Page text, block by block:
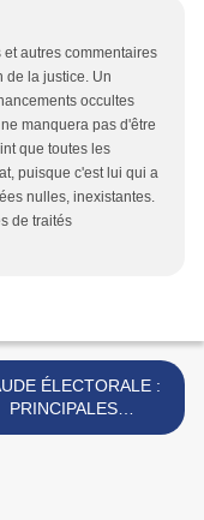
autres commentaires
de la justice. Un
occultes
manquera pas d'être
que toutes les
puisque c'est lui qui a
nulles, inexistantes.
de traités
ÉLECTORALE :
PRINCIPALES
TECHNIQUES >